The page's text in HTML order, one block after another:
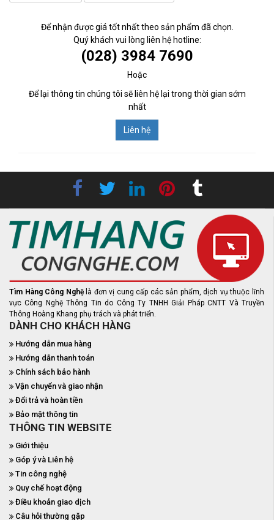
Để nhận được giá tốt nhất theo sản phẩm đã chọn.
Quý khách vui lòng liên hệ hotline:
(028) 3984 7690
Hoặc
Để lại thông tin chúng tôi sẽ liên hệ lại trong thời gian sớm
nhất
Liên hệ
Tìm Hàng Công Nghệ là đơn vị cung cấp các sản phẩm, dịch vụ thuộc lĩnh
vực Công Nghệ Thông Tin do Công Ty TNHH Giải Pháp CNTT Và Truyền
Thông Hoàng Khang phụ trách và phát triển.
DÀNH CHO KHÁCH HÀNG
Hướng dẫn mua hàng
Hướng dẫn thanh toán
Chính sách bảo hành
Vận chuyển và giao nhận
Đổi trả và hoàn tiền
Bảo mật thông tin
THÔNG TIN WEBSITE
Giới thiệu
Góp ý và Liên hệ
Tin công nghệ
Quy chế hoạt động
Điều khoản giao dịch
Câu hỏi thường gặp